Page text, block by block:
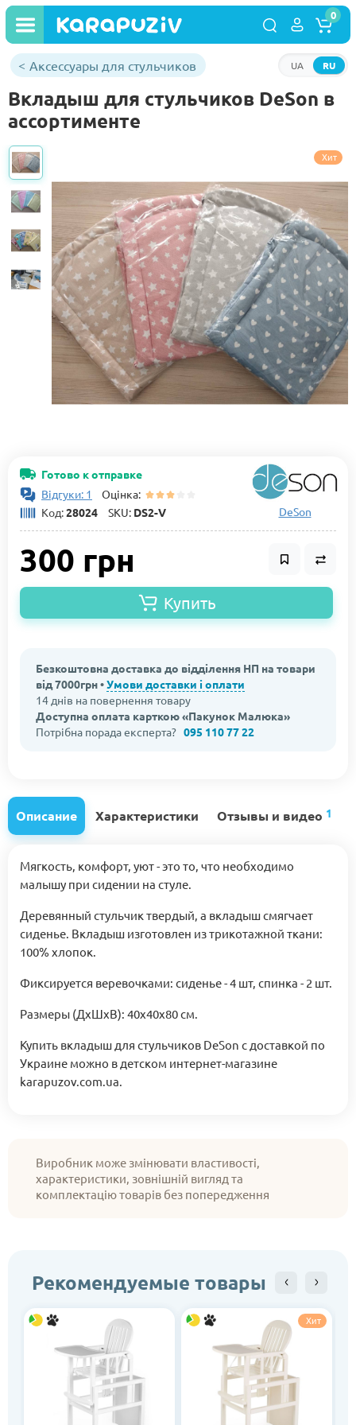
RU
UA
0
Аксессуары для стульчиков
Вкладыш для стульчиков DeSon в
ассортименте
Хит
Готово к отправке
Відгуки: 1
Оцінка:
Код:28024 SKU: DS2-V DeSon
300 грн
Купить
Безкоштовна доставка до відділення НП на товари
від 7000грн •Умови доставки і оплати
14 днів на повернення товару
Доступна оплата карткою «Пакунок Малюка»
Потрібна порада експерта? 095 110 77 22
Описание Характеристики Отзывы и видео 1
Мягкость, комфорт, уют - это то, что необходимо
малышу при сидении на стуле.
Деревянный стульчик твердый, а вкладыш смягчает
сиденье. Вкладыш изготовлен из трикотажной ткани:
100% хлопок.
Фиксируется веревочками: сиденье - 4 шт, спинка - 2 шт.
Размеры (ДхШхВ): 40х40х80 см.
Купить вкладыш для стульчиков DeSon с доставкой по
Украине можно в детском интернет-магазине
karapuzov.com.ua.
Виробник може змінювати властивості,
характеристики, зовнішній вигляд та
комплектацію товарів без попередження
Рекомендуемые товары
Хит